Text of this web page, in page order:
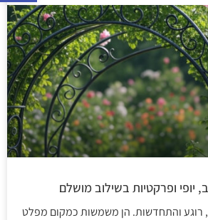
יופי ופרקטיות בשילוב מושלם
רוגע והתחדשות. הן משמשות כמקום מפלט